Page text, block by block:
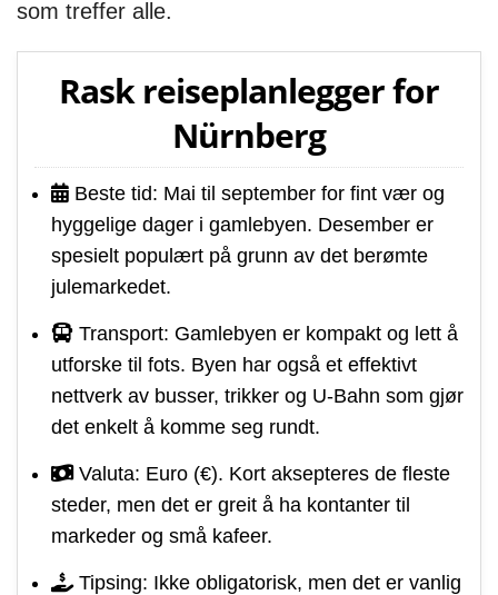
som treffer alle.
Rask reiseplanlegger for
Nürnberg
Beste tid: Mai til september for fint vær og
hyggelige dager i gamlebyen. Desember er
spesielt populært på grunn av det berømte
julemarkedet.
Transport: Gamlebyen er kompakt og lett å
utforske til fots. Byen har også et effektivt
nettverk av busser, trikker og U-Bahn som gjør
det enkelt å komme seg rundt.
Valuta: Euro (€). Kort aksepteres de fleste
steder, men det er greit å ha kontanter til
markeder og små kafeer.
Tipsing: Ikke obligatorisk, men det er vanlig